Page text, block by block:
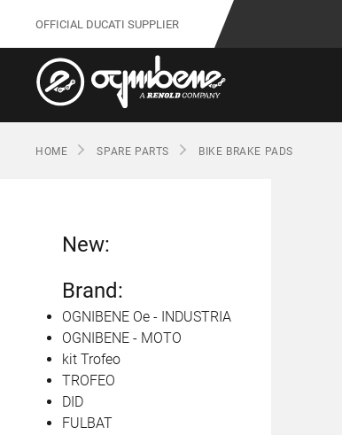
OFFICIAL DUCATI SUPPLIER
HOME SPARE PARTS BIKE BRAKE PADS
New:
Brand:
OGNIBENE Oe - INDUSTRIA
OGNIBENE - MOTO
kit Trofeo
TROFEO
DID
FULBAT